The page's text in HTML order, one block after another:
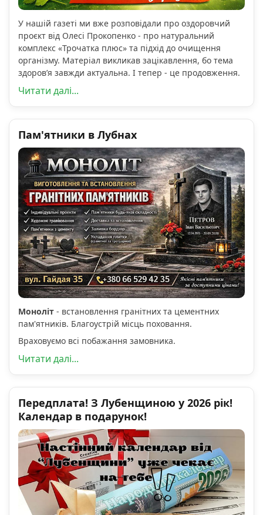
У нашій газеті ми вже розповідали про оздоровчий
проєкт від Олесі Прокопенко - про натуральний
комплекс «Трочатка плюс» та підхід до очищення
організму. Матеріал викликав зацікавлення, бо тема
здоров’я завжди актуальна. І тепер - це продовження.
Читати далі...
Пам'ятники в Лубнах
Моноліт - встановлення гранітних та цементних
пам'ятників. Благоустрій місць поховання.
Враховуємо всі побажання замовника.
Читати далі...
Передплата! З Лубенщиною у 2026 рік!
Календар в подарунок!